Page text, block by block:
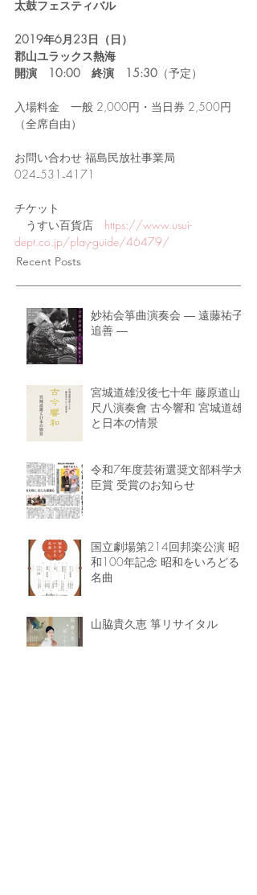
太鼓フェスティバル
2019年6月23日（日）
郡山ユラックス熱海
開演　10:00　終演　15:30 （予定）
入場料金　一般 2,000円・当日券 2,500円
（全席自由）
お問い合わせ 福島民放社事業局
024₋531₋4171
チケット
うすい百貨店 https://www.usui-
dept.co.jp/play-guide/46479/
Recent Posts
妙祐会箏曲演奏会 ― 遠藤祐子
追善 ―
宮城道雄没後七十年 藤原道山
尺八演奏會 古今響和 宮城道雄
と日本の情景
令和7年度芸術選奨文部科学大
臣賞 受賞のお知らせ
国立劇場第214回邦楽公演 昭
和100年記念 昭和をいろどる
名曲
山脇貴久恵 箏リサイタル